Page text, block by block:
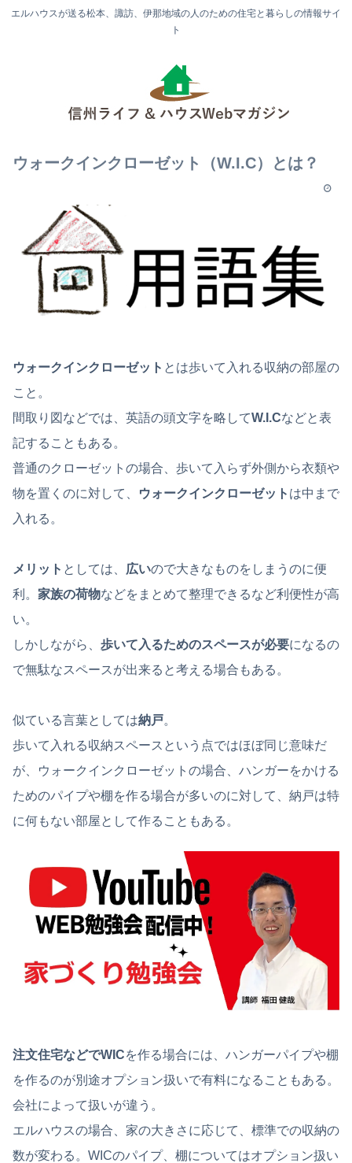
エルハウスが送る松本、諏訪、伊那地域の人のための住宅と暮らしの情報サイ
ト
ウォークインクローゼット（W.I.C）とは？
ウォークインクローゼット とは歩いて入れる収納の部屋の
こと。
間取り図などでは、英語の頭文字を略してW.I.Cなどと表
記することもある。
普通のクローゼットの場合、歩いて入らず外側から衣類や
物を置くのに対して、
ウォークインクローゼット は中まで
入れる。
メリット としては、 広いので大きなものをしまうのに便
利。 家族の荷物などをまとめて整理できるなど利便性が高
い。
しかしながら、 歩いて入るためのスペースが必要になるの
で無駄なスペースが出来ると考える場合もある。
似ている言葉としては納戸。
歩いて入れる収納スペースという点ではほぼ同じ意味だ
が、ウォークインクローゼットの場合、ハンガーをかける
ためのパイプや棚を作る場合が多いのに対して、納戸は特
に何もない部屋として作ることもある。
注文住宅などでWICを作る場合には、ハンガーパイプや棚
を作るのが別途オプション扱いで有料になることもある。
会社によって扱いが違う。
エルハウスの場合、家の大きさに応じて、標準での収納の
数が変わる。WICのパイプ、棚についてはオプション扱い